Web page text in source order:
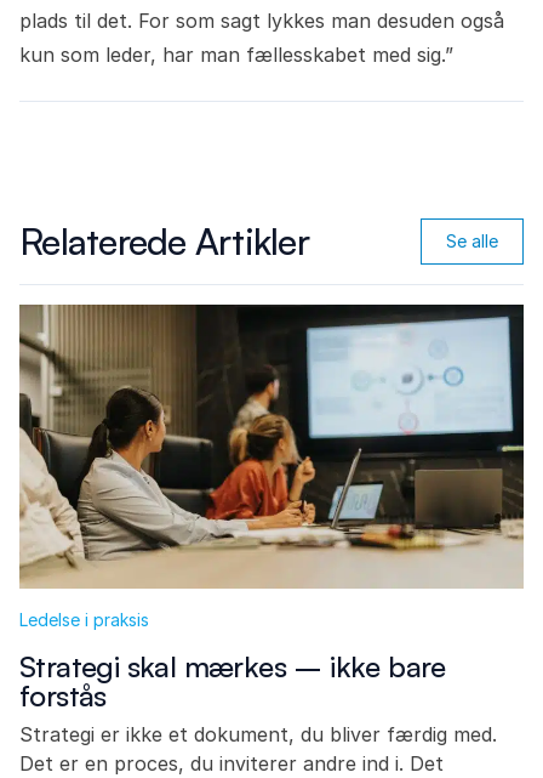
plads til det. For som sagt lykkes man desuden også
kun som leder, har man fællesskabet med sig.”
Relaterede Artikler Se alle
Ledelse i praksis
Strategi skal mærkes – ikke bare
forstås
Strategi er ikke et dokument, du bliver færdig med.
Det er en proces, du inviterer andre ind i. Det